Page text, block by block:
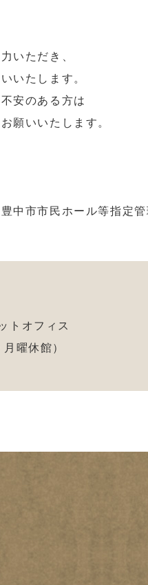
いただき、
いたします。
安のある方は
願いいたします。
中市市民ホール等指定管
トオフィス
曜休館）